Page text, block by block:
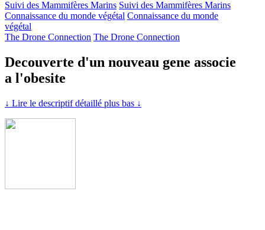
Suivi des Mammifères Marins Suivi des Mammifères Marins
Connaissance du monde végétal Connaissance du monde
végétal
The Drone Connection The Drone Connection
Decouverte d'un nouveau gene associe
a l'obesite
↓ Lire le descriptif détaillé plus bas ↓